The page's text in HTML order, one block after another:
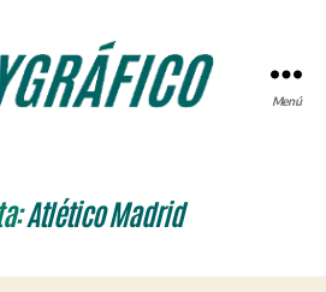
Menú
Atlético Madrid